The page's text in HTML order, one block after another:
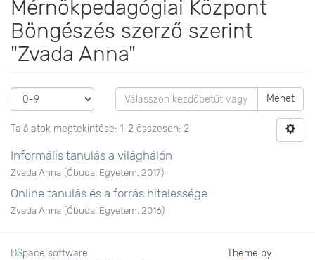
Mérnökpedagógiai Központ
Böngészés szerző szerint
"Zvada Anna"
Mehet
Találatok megtekintése: 1-2 összesen: 2
Informális tanulás a világhálón
Zvada Anna (Óbudai Egyetem 2017)
Online tanulás és a forrás hitelessége
Zvada Anna (Óbudai Egyetem 2016)
DSpace software
Theme by